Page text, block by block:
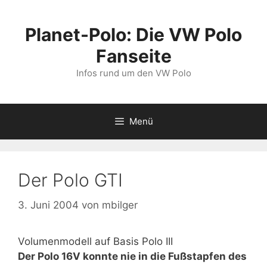
springenPlanet-Polo: Die VW Polo
Fanseite
Infos rund um den VW Polo
Menü
Der Polo GTI
3. Juni 2004 von mbilger
Volumenmodell auf Basis Polo III
Der Polo 16V konnte nie in die Fußstapfen des